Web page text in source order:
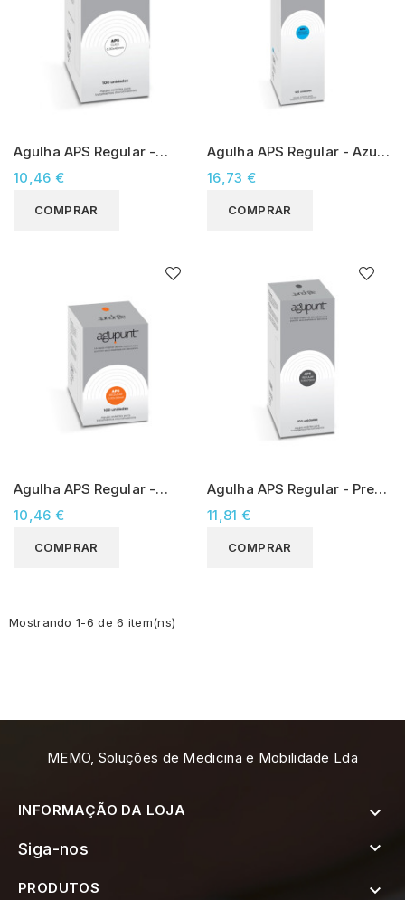
Agulha APS Regular -
Branca 0.30x40 (100
unidades)
10,46 €
COMPRAR
Agulha APS Regular - Azul
Claro 0.30x100 (100
unidades)
16,73 €
COMPRAR
Agulha APS Regular -
Laranja 0.30x30 (100
unidades)
10,46 €
COMPRAR
Agulha APS Regular - Preta
0.30x70 (100 unidades)
11,81 €
COMPRAR
Mostrando 1-6 de 6 item(ns)
MEMO, Soluções de Medicina e Mobilidade Lda
INFORMAÇÃO DA LOJA 
Siga-nos 
PRODUTOS 